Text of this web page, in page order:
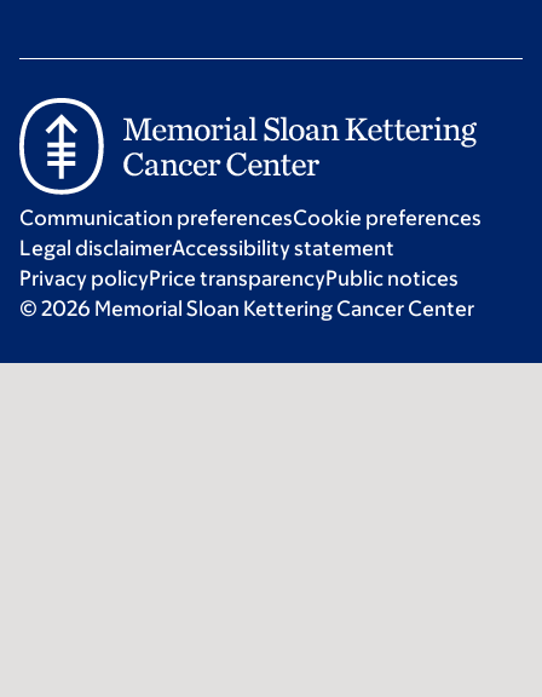
Communication preferencesCookie preferences
Legal disclaimerAccessibility statement
Privacy policyPrice transparencyPublic notices
© 2026 Memorial Sloan Kettering Cancer Center